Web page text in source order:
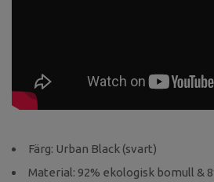
Färg: Urban Black (svart)
Material: 92% ekologisk bomull &